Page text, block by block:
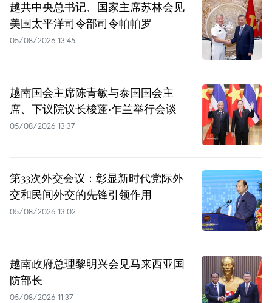
越共中央总书记、国家主席苏林会见
美国太平洋司令部司令帕帕罗
05/08/2026 13:45
越南国会主席陈青敏与泰国国会主
席、下议院议长梭蓬·乍兰举行会谈
05/08/2026 13:37
第33次外交会议：彰显新时代党际外
交和民间外交的先锋引领作用
05/08/2026 13:02
越南政府总理黎明兴会见马来西亚国
防部长
05/08/2026 11:37